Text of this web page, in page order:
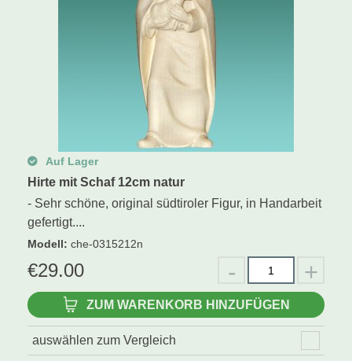
Auf Lager
Hirte mit Schaf 12cm natur
- Sehr schöne, original südtiroler Figur, in Handarbeit
gefertigt....
Modell: che-0315212n
€29.00
ZUM WARENKORB HINZUFÜGEN
auswählen zum Vergleich